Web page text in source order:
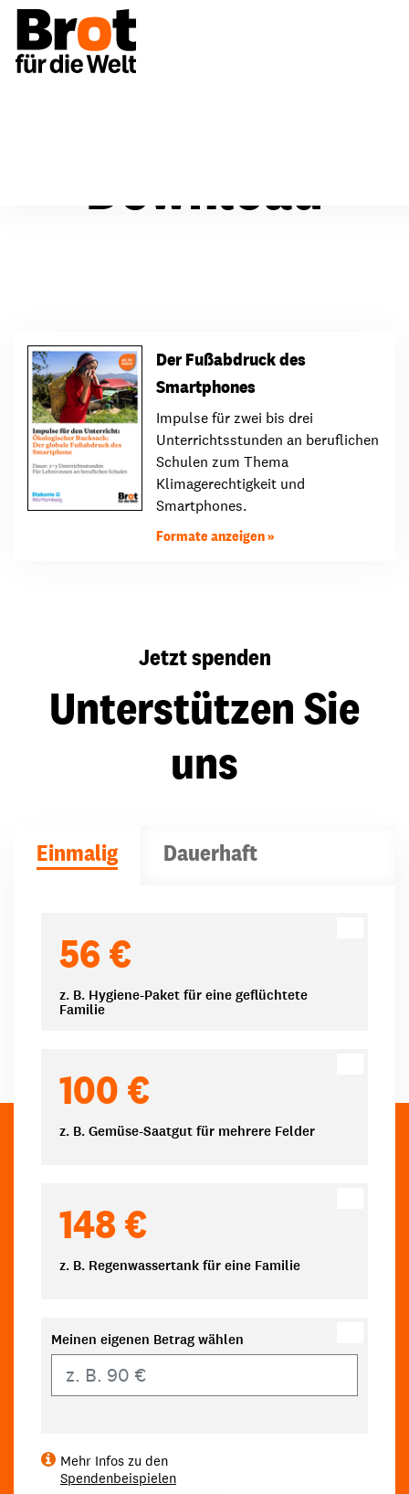
Download
Der Fußabdruck des
Smartphones
Impulse für zwei bis drei
Unterrichtsstunden an beruflichen
Schulen zum Thema
Klimagerechtigkeit und
Smartphones.
Formate anzeigen
Jetzt spenden
Unterstützen Sie
uns
Einmalig Dauerhaft
56 €
z. B. Hygiene-Paket für eine geflüchtete
Familie
100 €
z. B. Gemüse-Saatgut für mehrere Felder
148 €
z. B. Regenwassertank für eine Familie
Meinen eigenen Betrag wählen
Mehr Infos zu den
Spendenbeispielen